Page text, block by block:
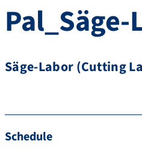
Säge-Labor (Cutting
Schedule